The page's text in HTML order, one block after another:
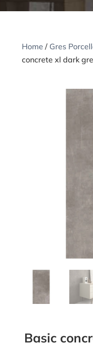
Home / Gres
concrete xl dark
Basic